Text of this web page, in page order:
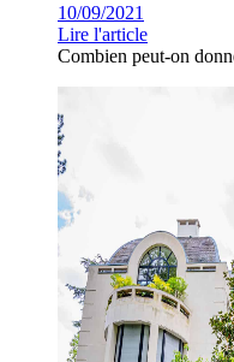
10/09/2021
Lire l'article
Combien peut-on